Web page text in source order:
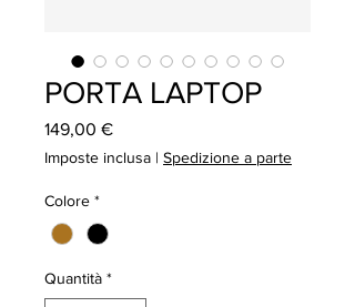
PORTA LAPTOP
149,00 €Prezzo
Imposte inclusa | Spedizione a parte
Colore *
Quantità *